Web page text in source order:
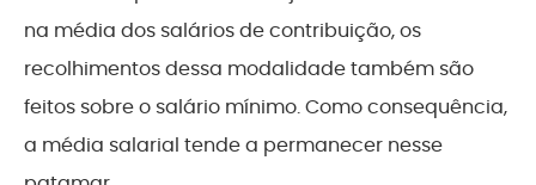
na média dos salários de contribuição, os
recolhimentos dessa modalidade também são
feitos sobre o salário mínimo. Como consequência,
a média salarial tende a permanecer nesse